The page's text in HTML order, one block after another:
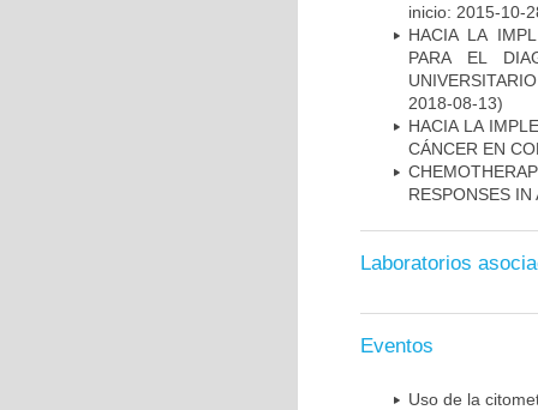
inicio: 2015-10-
HACIA LA
PARA EL
2018-08-13)
HACIA LA
CÁNCER EN
RESPONSES IN
Laboratorios
Eventos
Uso de la